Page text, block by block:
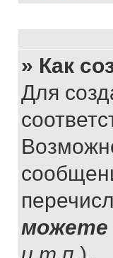
» Как
Для
можете